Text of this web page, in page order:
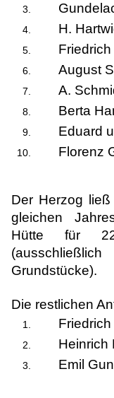
H.
August
A.
Berta
Eduard
Florenz
Der Herzog
gleichen
Hütte für
Grundstücke).
Die restlichen
Heinrich
Emil